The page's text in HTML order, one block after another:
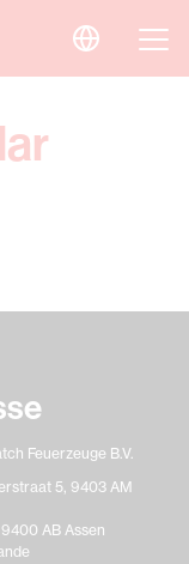
Feuerzeuge B.V.
5, 9403 AM
AB Assen